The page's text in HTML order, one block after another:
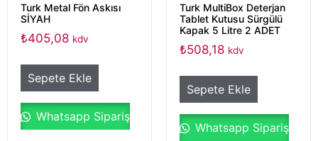
Turk Metal Fön Askısı
SİYAH
₺405,08 kdv
Sepete Ekle
Whatsapp Sipariş
Turk MultiBox Deterjan
Tablet Kutusu Sürgülü
Kapak 5 Litre 2 ADET
₺508,18 kdv
Sepete Ekle
Whatsapp Sipariş